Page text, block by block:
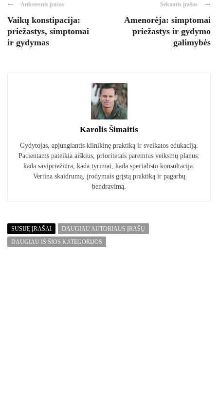
Ankstesnis įrašas
Vaikų konstipacija:
priežastys, simptomai
ir gydymas
Sekantis įrašas
Amenorėja: simptomai
priežastys ir gydymo
galimybės
Karolis Šimaitis
Gydytojas, apjungiantis klinikinę praktiką ir sveikatos edukaciją.
Pacientams pateikia aiškius, prioritetais paremtus veiksmų planus:
kada savipriežiūra, kada tyrimai, kada specialisto konsultacija.
Vertina skaidrumą, įrodymais grįstą praktiką ir pagarbų
bendravimą.
SUSIJĘ ĮRAŠAI
DAUGIAU AUTORIAUS ĮRAŠŲ
DAUGIAU IŠ ŠIOS KATEGORIJOS